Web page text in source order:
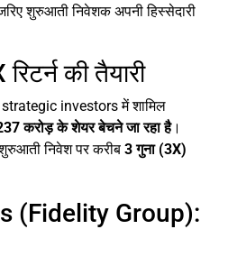
शुरुआती निवेशक अपनी हिस्सेदारी
की तैयारी
investors में शामिल
करोड़ के शेयर बेचने जा रहा है।
निवेश पर करीब 3 गुना (3X)
(Fidelity Group):